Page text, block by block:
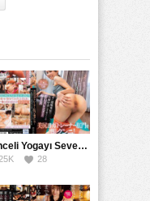
Ateşli İlişkiler
Eğlenceli Yogayı Seven Bir Kadınla Seks Deneyimi
28